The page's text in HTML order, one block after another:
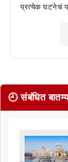
प्रत्येक घटनेचं
🕘 संबंधित